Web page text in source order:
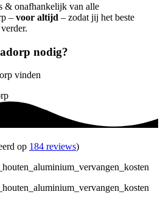
& onafhankelijk van alle
– voor altijd – zodat jij het beste
nodig?
vinden
op 184 reviews)